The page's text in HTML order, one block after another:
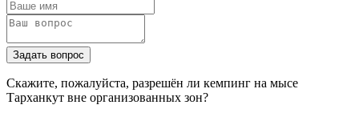
Задать вопрос
Скажите, пожалуйста, разрешён ли кемпинг на мысе
Тарханкут вне организованных зон?